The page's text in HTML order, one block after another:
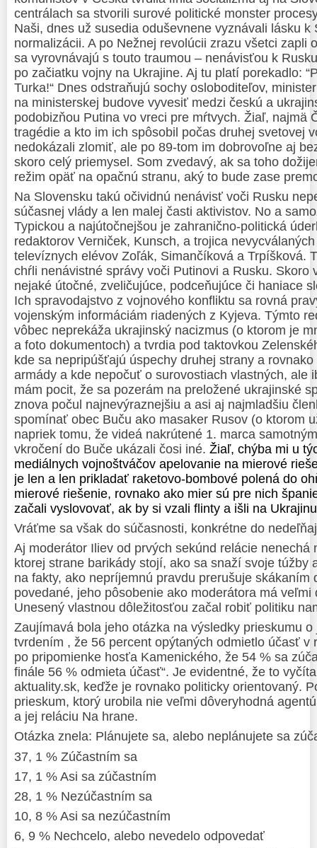
centrálach sa stvorili surové politické monster
Naši, dnes už susedia oduševnene vyznávali lásku k
normalizácii. A po Nežnej revolúcii zrazu všetci zapli
sa vyrovnávajú s touto traumou – nenávisťou k
po začiatku vojny na Ukrajine. Aj tu platí porekadlo:
Turka!“ Dnes odstraňujú sochy osloboditeľov,
na ministerskej budove vyvesiť medzi českú a
podobizňou Putina vo vreci pre mŕtvych. Žiaľ, najmä
tragédie a kto im ich spôsobil počas druhej svetovej
nedokázali zlomiť, ale po 89-tom im dobrovoľne aj
skoro celý priemysel. Som zvedavý, ak sa toho
režim opäť na opačnú stranu, aký to bude zase
Na Slovensku takú očividnú nenávisť voči Rusku
súčasnej vlády a len malej časti aktivistov. No a
Typickou a najútočnejšou je zahranično-politická
redaktorov Verniček, Kunsch, a trojica
televíznych elévov Zoľák, Simančíková a Trpíšková.
chŕli nenávistné správy voči Putinovi a Rusku. Skoro
nejaké útočné, zveličujúce, podceňujúce či haniace
Ich spravodajstvo z vojnového konfliktu sa rovná
vojenským informáciám riadených z Kyjeva. Týmto
vôbec neprekáža ukrajinský nacizmus (o ktorom je
a foto dokumentoch) a tvrdia pod taktovkou
kde sa nepripúšťajú úspechy druhej strany a
armády a kde nepočuť o surovostiach vlastných, ale
mám pocit, že sa pozerám na preložené ukrajinské
znova počul najnevýraznejšiu a asi aj najmladšiu
spomínať obec Buču ako masaker Rusov (o ktorom
napriek tomu, že videá nakrútené 1. marca
vkročení do Buče ukázali čosi iné. Žiaľ, chýba mi u
mediálnych vojnoštváčov apelovanie na mierové
je len a len prikladať raketovo-bombové polená do
mierové riešenie, rovnako ako mier sú pre nich
začali vyslovovať, ak by si vzali flinty a išli na
Vráťme sa však do súčasnosti, konkrétne do
Aj moderátor Iliev od prvých sekúnd relácie nenechá
ktorej strane barikády stojí, ako sa snaží svoje túžby
na fakty, ako nepríjemnú pravdu prerušuje skákaním
povedané, jeho pôsobenie ako moderátora má
Unesený vlastnou dôležitosťou začal robiť politiku
Zaujímavá bola jeho otázka na výsledky prieskumu
tvrdením , že 56 percent opýtaných odmietlo účasť v
po pripomienke hosťa Kamenického, že 54 % sa
finále 56 % odmieta účasť“. Je evidentné, že to
aktuality.sk, keďže je rovnako politicky orientovaný.
prieskum, ktorý urobila nie veľmi dôveryhodná
a jej reláciu Na hrane.
Otázka znela: Plánujete sa, alebo neplánujete sa
37, 1 % Zúčastním sa
17, 1 % Asi sa zúčastním
28, 1 % Nezúčastním sa
10, 8 % Asi sa nezúčastním
6, 9 % Nechcelo, alebo nevedelo odpovedať